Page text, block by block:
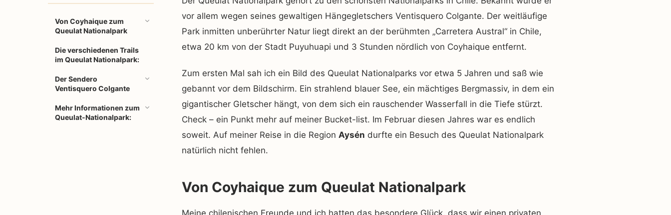
Von Coyhaique zum
Queulat Nationalpark
Die verschiedenen Trails
im Queulat Nationalpark:
Der Sendero
Ventisquero Colgante
Mehr Informationen zum
Queulat-Nationalpark:
vor allem wegen seines gewaltigen Hängegletschers Ventisquero Colgante. Der weitläufige
Park inmitten unberührter Natur liegt direkt an der berühmten „Carretera Austral“ in Chile,
etwa 20 km von der Stadt Puyuhuapi und 3 Stunden nördlich von Coyhaique entfernt.
Zum ersten Mal sah ich ein Bild des Queulat Nationalparks vor etwa 5 Jahren und saß wie
gebannt vor dem Bildschirm. Ein strahlend blauer See, ein mächtiges Bergmassiv, in dem ein
gigantischer Gletscher hängt, von dem sich ein rauschender Wasserfall in die Tiefe stürzt.
Check – ein Punkt mehr auf meiner Bucket-list. Im Februar diesen Jahres war es endlich
soweit. Auf meiner Reise in die Region Aysén durfte ein Besuch des Queulat Nationalpark
natürlich nicht fehlen.
Von Coyhaique zum Queulat Nationalpark
Meine chilenischen Freunde und ich hatten das besondere Glück, dass wir einen privaten